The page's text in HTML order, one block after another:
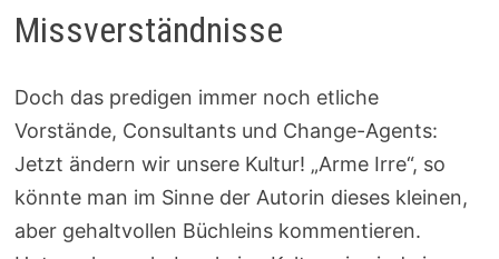
Missverständnisse
Doch das predigen immer noch etliche
Vorstände, Consultants und Change-Agents:
Jetzt ändern wir unsere Kultur! „Arme Irre“, so
könnte man im Sinne der Autorin dieses kleinen,
aber gehaltvollen Büchleins kommentieren.